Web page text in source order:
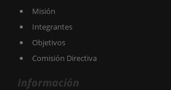
Misión
Integrantes
Objetivos
Comisión Directiva
Información